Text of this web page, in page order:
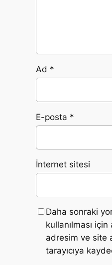
Ad *
E-posta *
İnternet sitesi
Daha sonraki
kullanılması
adresim ve site
tarayıcıya